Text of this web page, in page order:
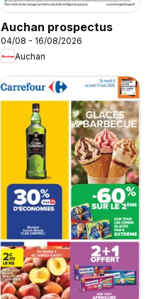
Auchan prospectus
04/08 - 16/08/2026
Auchan